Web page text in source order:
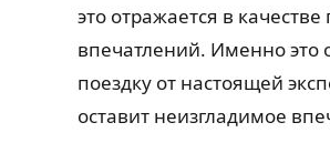
это отражается в
впечатлений. Именно это
поездку от настоящей
оставит неизгладимое